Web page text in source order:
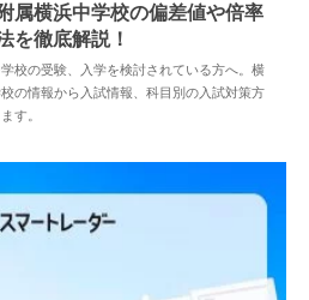
2024.04.18
属横浜中学校の偏差値や倍率
を徹底解説！
校の受験、入学を検討されている方へ。横
の情報から入試情報、科目別の入試対策方
す。